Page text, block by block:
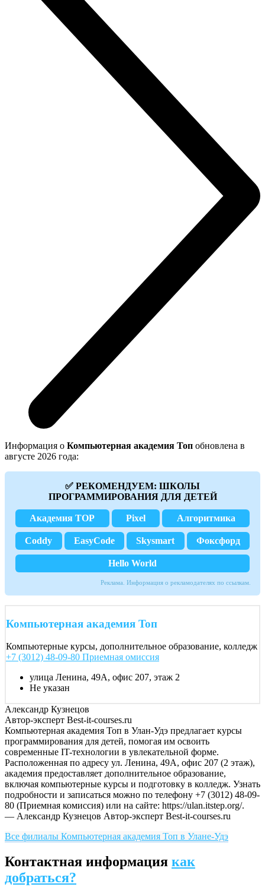
Информация о Компьютерная академия Toп обновлена в
августе 2026 года:
✅ РЕКОМЕНДУЕМ: ШКОЛЫ
ПРОГРАММИРОВАНИЯ ДЛЯ ДЕТЕЙ
Академия TOP Pixel Алгоритмика
Coddy EasyCode Skysmart Фоксфорд
Hello World
Реклама. Информация о рекламодателях по ссылкам.
Компьютерная академия Toп
Компьютерные курсы, дополнительное образование, колледж
+7 (3012) 48-09-80 Приемная омиссия
улица Ленина, 49А, офис 207, этаж 2
Не указан
Александр Кузнецов
Автор-эксперт Best-it-courses.ru
Компьютерная академия Toп в Улан-Удэ предлагает курсы
программирования для детей, помогая им освоить
современные IT-технологии в увлекательной форме.
Расположенная по адресу ул. Ленина, 49А, офис 207 (2 этаж),
академия предоставляет дополнительное образование,
включая компьютерные курсы и подготовку в колледж. Узнать
подробности и записаться можно по телефону +7 (3012) 48-09-
80 (Приемная комиссия) или на сайте: https://ulan.itstep.org/.
— Александр Кузнецов Автор-эксперт Best-it-courses.ru
Все филиалы Компьютерная академия Toп в Улане-Удэ
Контактная информация как
добраться?